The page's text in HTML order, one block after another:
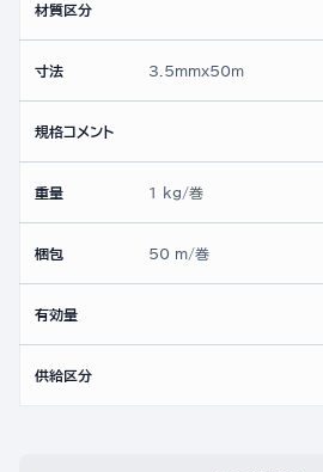
材質区分
寸法 3.5mmx50ｍ
規格コメント
重量 1 kg/巻
梱包 50 m/巻
有効量
供給区分